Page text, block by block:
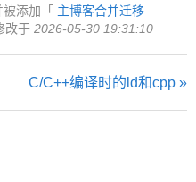
被添加「 主博客合并迁移
改于 2026-05-30 19:31:10
C/C++编译时的ld和cpp »